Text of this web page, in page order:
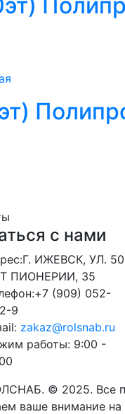
с нами
Г. ИЖЕВСК, УЛ. 50
ПИОНЕРИИ, 35
+7 (909) 052-
9
zakaz@rolsnab.ru
работы: 9:00 -
© 2025. Все
ваше внимание на